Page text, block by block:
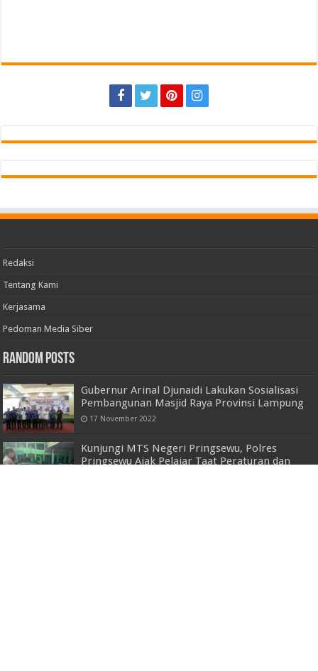
Redaksi
Tentang Kami
Kerjasama
Pedoman Media Siber
Random Posts
Gubernur Arinal Djunaidi Lakukan Sosialisasi
Pembangunan Masjid Raya Provinsi Lampung
17 November 2022
Kunjungi MTS Negeri Pringsewu, Polres
Pringsewu Ajak Pelajar Taat Peraturan dan